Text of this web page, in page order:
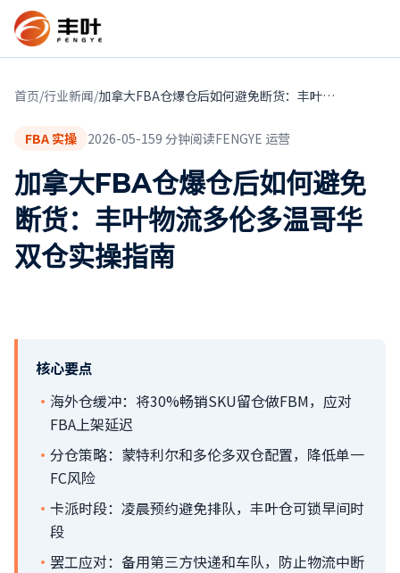
首页/行业新闻/ 加拿大FBA仓爆仓后如何避免断货：丰叶物流多伦多温哥华双仓实操指南
FBA 实操 2026-05-159 分钟阅读FENGYE 运营
加拿大FBA仓爆仓后如何避免
断货：丰叶物流多伦多温哥华
双仓实操指南
核心要点
· 海外仓缓冲：将30%畅销SKU留仓做FBM，应对
FBA上架延迟
· 分仓策略：蒙特利尔和多伦多双仓配置，降低单一
FC风险
· 卡派时段：凌晨预约避免排队，丰叶仓可锁早间时
段
· 罢工应对：备用第三方快递和车队，防止物流中断